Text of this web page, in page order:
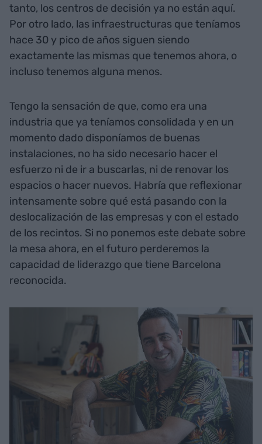
tanto, los centros de decisión ya no están aquí.
Por otro lado, las infraestructuras que teníamos
hace 30 y pico de años siguen siendo
exactamente las mismas que tenemos ahora, o
incluso tenemos alguna menos.
Tengo la sensación de que, como era una
industria que ya teníamos consolidada y en un
momento dado disponíamos de buenas
instalaciones, no ha sido necesario hacer el
esfuerzo ni de ir a buscarlas, ni de renovar los
espacios o hacer nuevos. Habría que reflexionar
intensamente sobre qué está pasando con la
deslocalización de las empresas y con el estado
de los recintos. Si no ponemos este debate sobre
la mesa ahora, en el futuro perderemos la
capacidad de liderazgo que tiene Barcelona
reconocida.